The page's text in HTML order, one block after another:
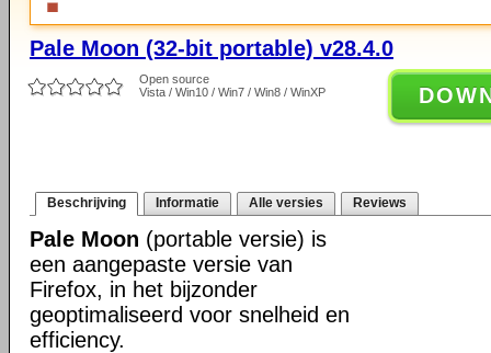
Pale Moon (32-bit portable) v28.4.0
Open source
Vista / Win10 / Win7 / Win8 / WinXP
Beschrijving Informatie Alle versies Reviews
Pale Moon (portable versie) is
een aangepaste versie van
Firefox, in het bijzonder
geoptimaliseerd voor snelheid en
efficiency.